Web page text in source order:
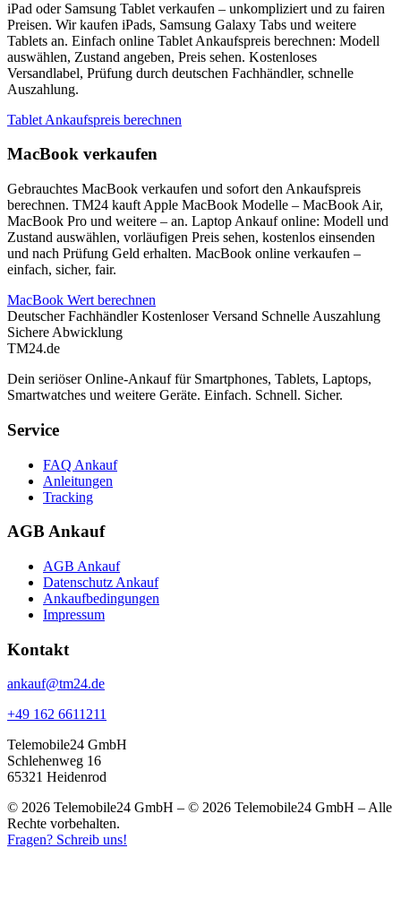
iPad oder Samsung Tablet verkaufen – unkompliziert und zu fairen
Preisen. Wir kaufen iPads, Samsung Galaxy Tabs und weitere
Tablets an. Einfach online Tablet Ankaufspreis berechnen: Modell
auswählen, Zustand angeben, Preis sehen. Kostenloses
Versandlabel, Prüfung durch deutschen Fachhändler, schnelle
Auszahlung.
Tablet Ankaufspreis berechnen
MacBook verkaufen
Gebrauchtes MacBook verkaufen und sofort den Ankaufspreis
berechnen. TM24 kauft Apple MacBook Modelle – MacBook Air,
MacBook Pro und weitere – an. Laptop Ankauf online: Modell und
Zustand auswählen, vorläufigen Preis sehen, kostenlos einsenden
und nach Prüfung Geld erhalten. MacBook online verkaufen –
einfach, sicher, fair.
MacBook Wert berechnen
Deutscher Fachhändler Kostenloser Versand Schnelle Auszahlung
Sichere Abwicklung
TM24.de
Dein seriöser Online-Ankauf für Smartphones, Tablets, Laptops,
Smartwatches und weitere Geräte. Einfach. Schnell. Sicher.
Service
FAQ Ankauf
Anleitungen
Tracking
AGB Ankauf
AGB Ankauf
Datenschutz Ankauf
Ankaufbedingungen
Impressum
Kontakt
ankauf@tm24.de
+49 162 6611211
Telemobile24 GmbH
Schlehenweg 16
65321 Heidenrod
© 2026 Telemobile24 GmbH – © 2026 Telemobile24 GmbH – Alle
Rechte vorbehalten.
Fragen? Schreib uns!